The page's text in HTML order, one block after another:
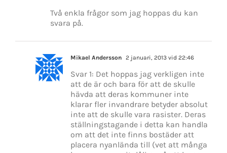
Två enkla frågor som jag hoppas du kan
svara på.
Mikael Andersson 2 januari, 2013 vid 22:46
Svar 1: Det hoppas jag verkligen inte
att de är och bara för att de skulle
hävda att deras kommuner inte
klarar fler invandrare betyder absolut
inte att de skulle vara rasister. Deras
ställningstagande i detta kan handla
om att det inte finns bostäder att
placera nyanlända till (vet att många